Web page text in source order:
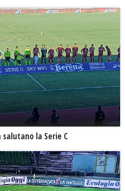
salutano la Serie C